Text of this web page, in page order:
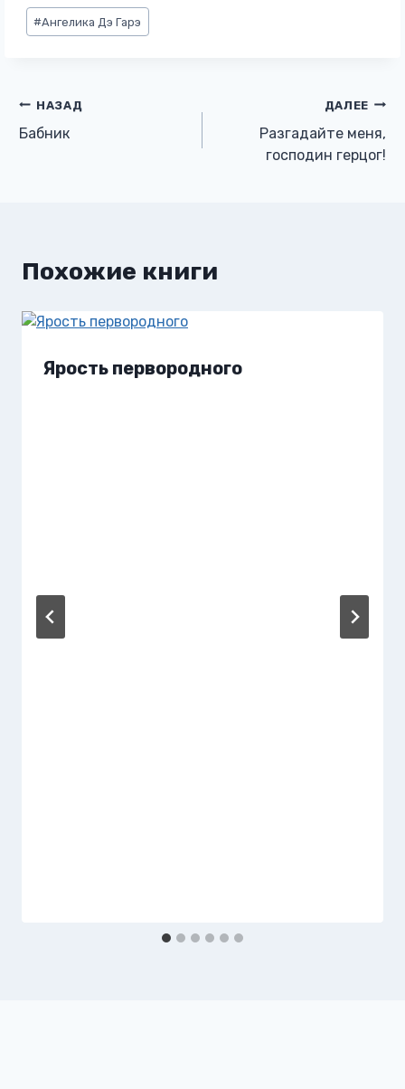
Метки
записи:
#Ангелика Дэ Гарэ
Навигация
по
НАЗАД
Бабник
ДАЛЕЕ
Разгадайте меня,
господин герцог!
Похожие книги
Ярость первородного